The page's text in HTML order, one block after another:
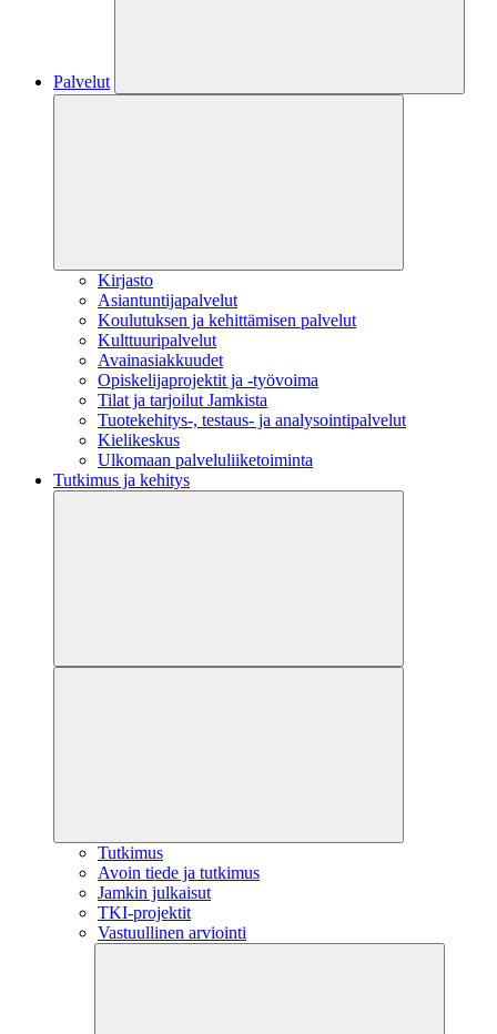
Palvelut
Kirjasto
Asiantuntijapalvelut
Koulutuksen ja kehittämisen palvelut
Kulttuuripalvelut
Avainasiakkuudet
Opiskelijaprojektit​ ja -työvoima
Tilat ja tarjoilut Jamkista
Tuotekehitys-, testaus- ja analysointipalvelut
Kielikeskus
Ulkomaan palveluliiketoiminta
Tutkimus ja kehitys
Tutkimus
Avoin tiede ja tutkimus
Jamkin julkaisut
TKI-projektit
Vastuullinen arviointi